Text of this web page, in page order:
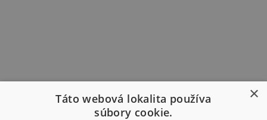
×
Táto webová lokalita používa
súbory cookie.